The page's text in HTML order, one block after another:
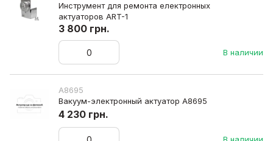
Инструмент для ремонта електронных
актуаторов ART-1
В наличии
3 800 грн.
A8695
Вакуум-электронный актуатор A8695
4 230 грн.